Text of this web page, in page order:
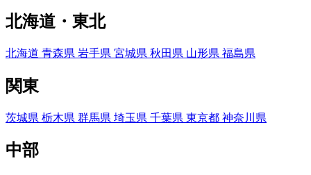
北海道・東北
北海道 青森県 岩手県 宮城県 秋田県 山形県 福島県
関東
茨城県 栃木県 群馬県 埼玉県 千葉県 東京都 神奈川県
中部